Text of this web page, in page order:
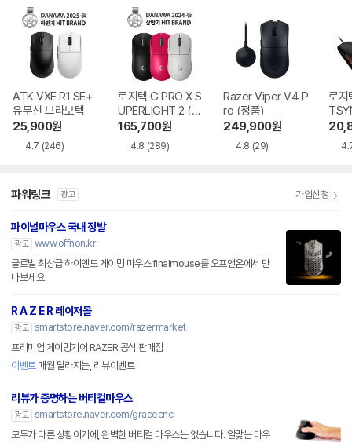
ATK VXE R1 SE+
유무선 브라보텍
25,900원
4.7 (246)
로지텍 G PRO X S
UPERLIGHT 2 (정
품)
165,700원
4.8 (289)
Razer Viper V4 P
ro (정품)
249,900원
4.8 (29)
로지
파워링크 광고 가입신청
파이널마우스 국내 정발
광고 www.offnon.kr
글로벌 최상급 하이엔드 게이밍 마우스 finalmouse를 오프앤온에서 만
나보세요
R A Z E R 레이저몰
광고 smartstore.naver.com/razermarket
프리미엄 게이밍기어 RAZER 공식 판매점
이벤트매월 달라지는, 리뷰이벤트
리뷰가 증명하는 버티컬마우스
광고 smartstore.naver.com/gracecnc
모두가 다른 상황이기에, 완벽한 버티컬 마우스는 없습니다. 알맞는 마우